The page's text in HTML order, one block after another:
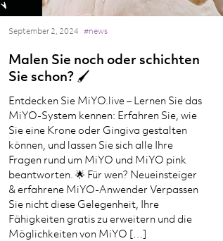
September 2, 2024 #news
Malen Sie noch oder schichten
Sie schon? 🖌️
Entdecken Sie MiYO.live – Lernen Sie das
MiYO-System kennen: Erfahren Sie, wie
Sie eine Krone oder Gingiva gestalten
können, und lassen Sie sich alle Ihre
Fragen rund um MiYO und MiYO pink
beantworten. 🌟 Für wen? Neueinsteiger
& erfahrene MiYO-Anwender Verpassen
Sie nicht diese Gelegenheit, Ihre
Fähigkeiten gratis zu erweitern und die
Möglichkeiten von MiYO […]